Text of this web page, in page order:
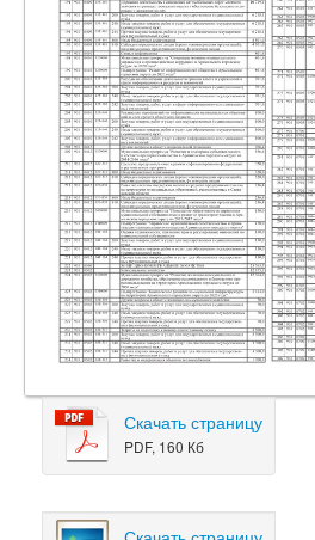
Скачать страницу
PDF, 160 Кб